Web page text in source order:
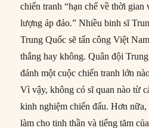
chiến tranh “hạn chế về thời
lượng áp đảo.” Nhiều binh sĩ
Trung Quốc sẽ tấn công Việt
thắng hay không. Quân đội
đánh một cuộc chiến tranh lớn
Vì vậy, không có sĩ quan nào từ
kinh nghiệm chiến đấu. Hơn nữa,
làm cho tinh thần và tiếng tăm